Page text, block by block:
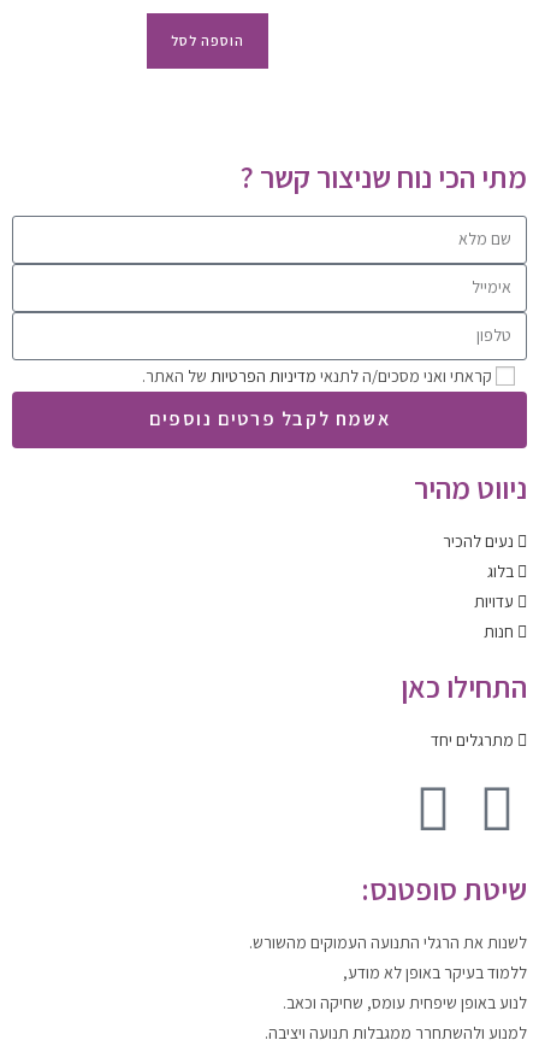
הוספה לסל
מתי הכי נוח שניצור קשר ?
קראתי ואני מסכים/ה לתנאי מדיניות הפרטיות של האתר.
אשמח לקבל פרטים נוספים
ניווט מהיר
נעים להכיר
בלוג
עדויות
חנות
התחילו כאן
מתרגלים יחד
שיטת סופטנס:
לשנות את הרגלי התנועה העמוקים מהשורש.
ללמודבעיקר באופן לא מודע,
לנועבאופן שיפחית עומס, שחיקה וכאב.
למנוע ולהשתחרר ממגבלות תנועה ויציבה.